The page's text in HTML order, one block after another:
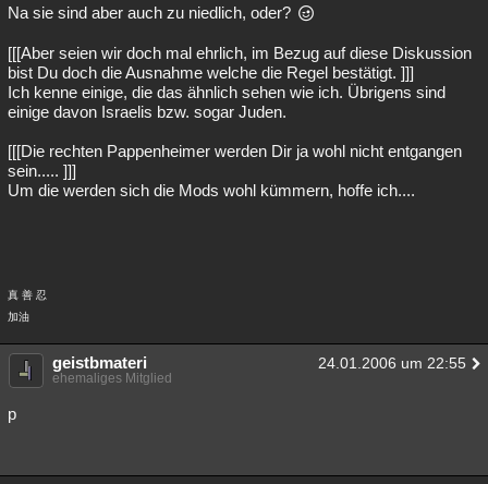
Na sie sind aber auch zu niedlich, oder?
[[[Aber seien wir doch mal ehrlich, im Bezug auf diese Diskussion
bist Du doch die Ausnahme welche die Regel bestätigt. ]]]
Ich kenne einige, die das ähnlich sehen wie ich. Übrigens sind
einige davon Israelis bzw. sogar Juden.
[[[Die rechten Pappenheimer werden Dir ja wohl nicht entgangen
sein..... ]]]
Um die werden sich die Mods wohl kümmern, hoffe ich....
真 善 忍
加油
geistbmateri 24.01.2006 um 22:55
ehemaliges Mitglied
p